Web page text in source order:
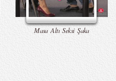
Masa Altı Seksi Şaka